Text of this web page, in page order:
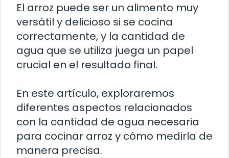
El arroz puede ser un alimento muy
versátil y delicioso si se cocina
correctamente, y la cantidad de
agua que se utiliza juega un papel
crucial en el resultado final.
En este artículo, exploraremos
diferentes aspectos relacionados
con la cantidad de agua necesaria
para cocinar arroz y cómo medirla de
manera precisa.